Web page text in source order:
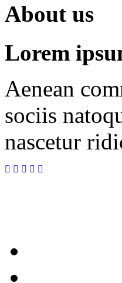
About us
Lorem
Aenean
sociis
nascetur